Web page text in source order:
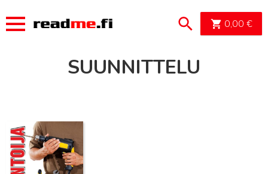
0,00 €
SUUNNITTELU
Lue lisää